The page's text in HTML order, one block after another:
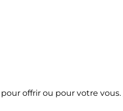
offrir ou pour votre vous.